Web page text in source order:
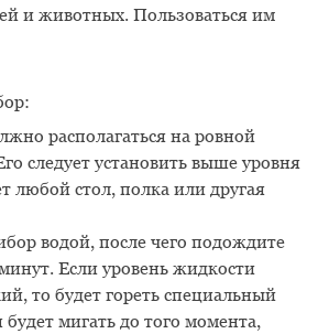
и животных. Пользоваться им
располагаться на ровной
следует установить выше уровня
любой стол, полка или другая
водой, после чего подождите
Если уровень жидкости
то будет гореть специальный
мигать до того момента,